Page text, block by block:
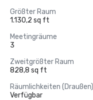
Größter Raum
1.130,2 sq ft
Meetingräume
3
Zweitgrößter Raum
828,8 sq ft
Räumlichkeiten (Draußen)
Verfügbar